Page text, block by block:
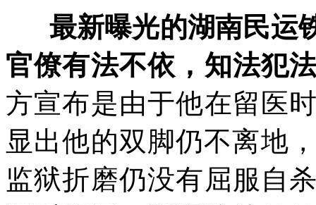
最新曝光的湖南民运
官僚有法不依，知法犯
方宣布是由于他在留医
显出他的双脚仍不离地
监狱折磨仍没有屈服自